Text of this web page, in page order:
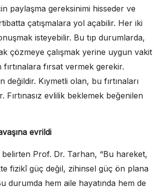
paylaşma gereksinimi hisseder ve
çatışmalara yol açabilir. Her iki
isteyebilir. Bu tıp durumlarda,
çözmeye çalışmak yerine uygun vakit
fırsat vermek gerekir.
Kıymetli olan, bu fırtınaları
Fırtınasız evlilik beklemek beğenilen
evrildi
belirten Prof. Dr. Tarhan, “Bu hareket,
fizikî güç değil, zihinsel güç ön plana
durumda hem aile hayatında hem de